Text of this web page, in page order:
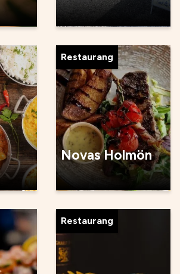
Restaurang
Novas Holmön
Restaurang